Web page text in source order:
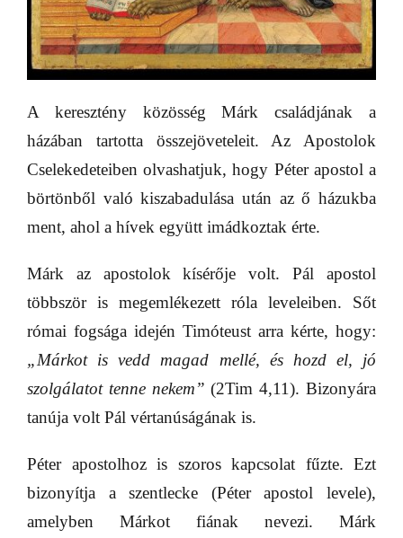
A keresztény közösség Márk családjának a
házában tartotta összejöveteleit. Az Apostolok
Cselekedeteiben olvashatjuk, hogy Péter apostol a
börtönből való kiszabadulása után az ő házukba
ment, ahol a hívek együtt imádkoztak érte.
Márk az apostolok kísérője volt. Pál apostol
többször is megemlékezett róla leveleiben. Sőt
római fogsága idején Timóteust arra kérte, hogy:
„Márkot is vedd magad mellé, és hozd el, jó
szolgálatot tenne nekem”(2Tim 4,11). Bizonyára
tanúja volt Pál vértanúságának is.
Péter apostolhoz is szoros kapcsolat fűzte. Ezt
bizonyítja a szentlecke (Péter apostol levele),
amelyben Márkot fiának nevezi. Márk